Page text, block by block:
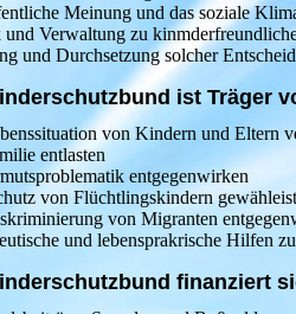
Meinung und das soziale
Verwaltung zu
und Durchsetzung solcher
ist Träger
von Kindern und Eltern
entlasten
entgegenwirken
von Flüchtlingskindern
von Migranten
und lebensprakrische Hilfen
finanziert